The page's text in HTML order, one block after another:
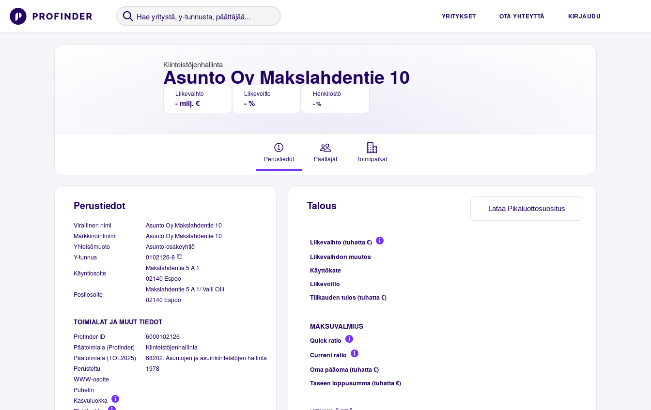
YRITYKSET OTA YHTEYTTÄ KIRJAUDU
Asunto Oy Makslahdentie 10
Kiinteistöjenhallinta
Liikevaihto
- milj. €
Liikevoitto
- %
Henkilöstö
- %
Perustiedot Päättäjät Toimipaikat
Perustiedot
Virallinen nimi
Asunto Oy Makslahdentie 10
Markkinointinimi
Asunto Oy Makslahdentie 10
Yhteisömuoto
Asunto-osakeyhtiö
Y-tunnus
0102126-8
Käyntiosoite
Makslahdentie 5 A 1
02140 Espoo
Postiosoite
Makslahdentie 5 A 1/ Valli Olli
02140 Espoo
TOIMIALAT JA MUUT TIEDOT
Profinder ID
6000102126
Päätoimiala (Profinder)
Kiinteistöjenhallinta
Päätoimiala (TOL2025)
68202. Asuntojen ja asuinkiinteistöjen hallinta
Perustettu
1978
WWW-osoite
Puhelin
Kasvuluokka
Lataa Pikaluottosuositus
Talous
Liikevaihto (tuhatta €)
Liikevaihdon muutos
Käyttökate
Liikevoitto
Tilikauden tulos (tuhatta €)
MAKSUVALMIUS
Quick ratio
Current ratio
Oma pääoma (tuhatta €)
Taseen loppusumma (tuhatta €)